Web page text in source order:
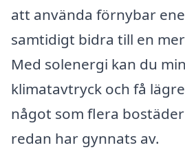
att använda förnybar
samtidigt bidra till en
Med solenergi kan du
klimatavtryck och få
något som flera
redan har gynnats av.